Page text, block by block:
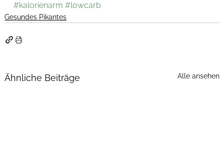
#kalorienarm #lowcarb
Gesundes Pikantes
Ähnliche Beiträge Alle ansehen